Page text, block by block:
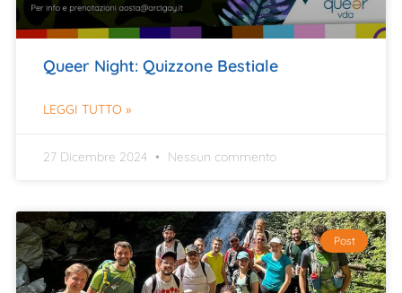
Queer Night: Quizzone Bestiale
LEGGI TUTTO »
27 Dicembre 2024 Nessun commento
Post